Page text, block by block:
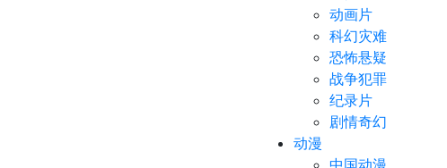
动画片
科幻灾难
恐怖悬疑
战争犯罪
纪录片
剧情奇幻
动漫
中国动漫